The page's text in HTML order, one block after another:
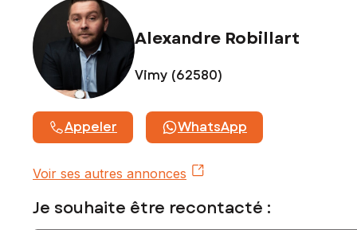
numéro 877 616 367
Alexandre Robillart
Vimy (62580)
Appeler WhatsApp
Voir ses autres annonces
Je souhaite être recontacté :